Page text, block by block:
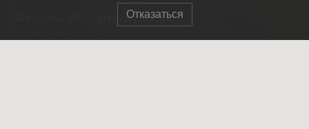
Февраль 2026. Итоги работы.
Отказаться